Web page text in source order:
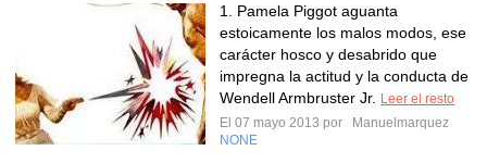
1. Pamela Piggot aguanta
estoicamente los malos modos, ese
carácter hosco y desabrido que
impregna la actitud y la conducta de
Wendell Armbruster Jr.
Leer el resto
El 07 mayo 2013 por
Manuelmarquez
NONE